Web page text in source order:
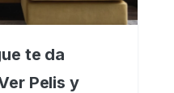
te da
Pelis y